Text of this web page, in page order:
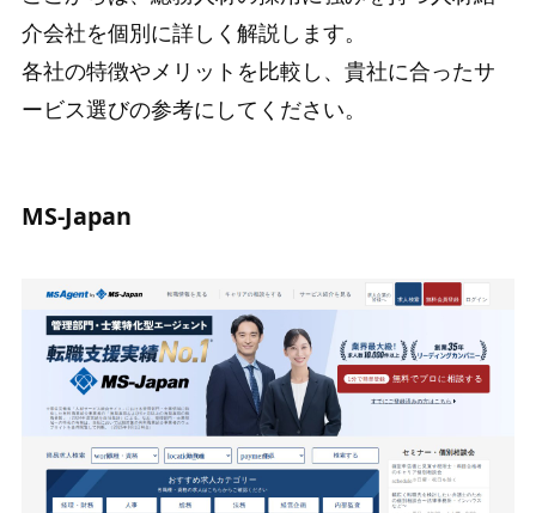
介会社を個別に詳しく解説します。
各社の特徴やメリットを比較し、貴社に合ったサ
ービス選びの参考にしてください。
MS-Japan